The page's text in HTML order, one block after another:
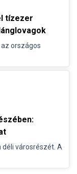
tízezer
országos
városrészét. A